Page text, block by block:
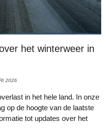
het winterweer in
2026
in het hele land. In onze
op de hoogte van de laatste
tot updates over het